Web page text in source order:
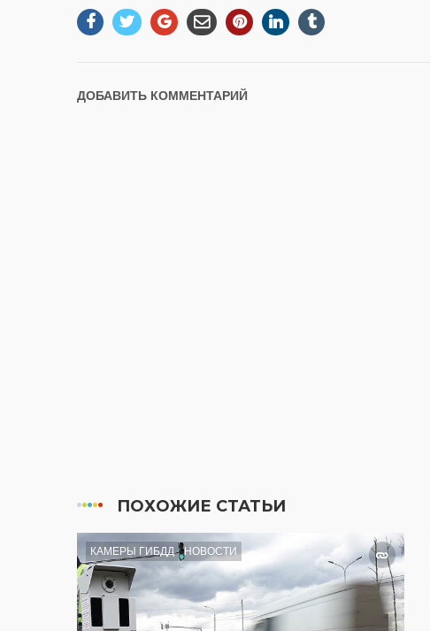
ДОБАВИТЬ КОММЕНТАРИЙ
ПОХОЖИЕ СТАТЬИ
КАМЕРЫ ГИБДД НОВОСТИ